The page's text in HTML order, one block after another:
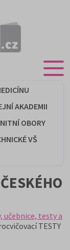
AKADEMII
OBORY
VŠ
učebnice, testy a
TESTY